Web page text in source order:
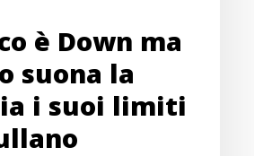
è Down ma
suona la
i suoi limiti